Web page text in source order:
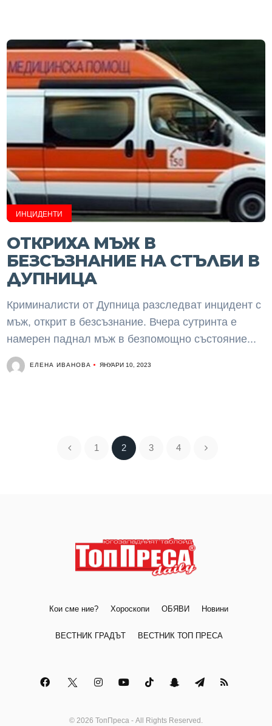
ИНЦИДЕНТИ
ОТКРИХА МЪЖ В
БЕЗСЪЗНАНИЕ НА СТЪЛБИ В
ДУПНИЦА
Криминалисти от Дупница разследват инцидент с
мъж, открит в безсъзнание. Вчера сутринта е
намерен паднал мъж в безпомощно състояние...
ЕЛЕНА ИВАНОВА ЯНУАРИ 10, 2023
1 2 3 4
Кои сме ние? Хороскопи ОБЯВИ Новини
ВЕСТНИК ГРАДЪТ ВЕСТНИК ТОП ПРЕСА
© 2026 ТопПреса - All Rights Reserved.